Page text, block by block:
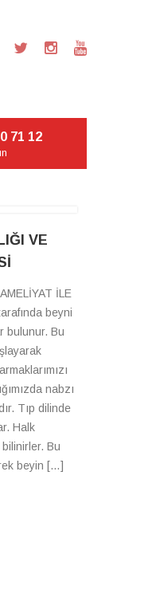
71 12
VE
İLE
beyni
bulunur. Bu
nabzı
Tıp dilinde
Halk
Bu
beyin […]